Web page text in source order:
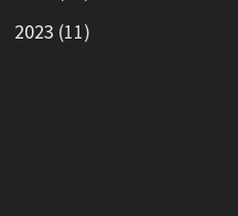
2023 (11)